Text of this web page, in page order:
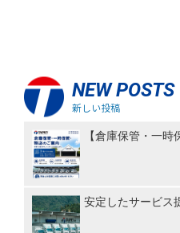
NEW POSTS
新しい投稿
【倉庫保管・一時
安定したサービス